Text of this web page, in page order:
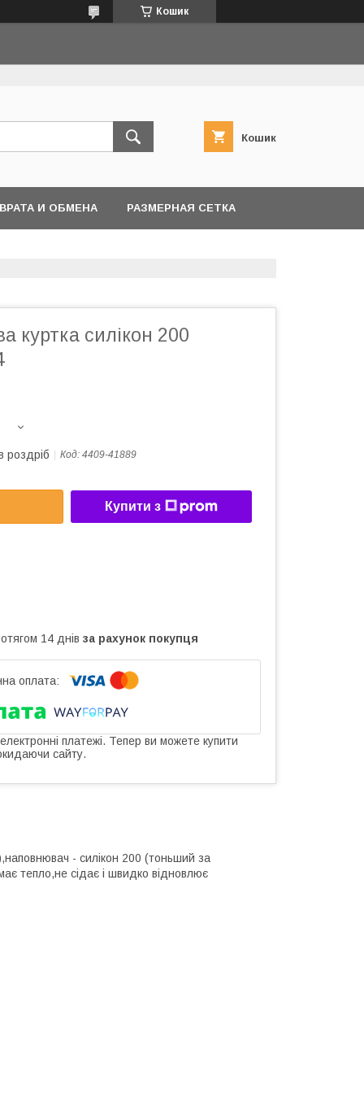
Кошик
Кошик
И ОБМЕНА РАЗМЕРНАЯ СЕТКА
куртка силікон 200
роздріб Код: 4409-41889
Купити з
14 днів за рахунок покупця
платежі. Тепер ви можете купити
сайту.
- силікон 200 (тоньший за
тепло,не сідає і швидко відновлює